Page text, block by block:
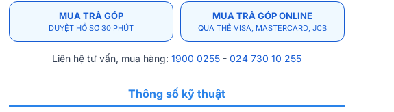
MUA TRẢ GÓP
DUYỆT HỒ SƠ 30 PHÚT
MUA TRẢ GÓP ONLINE
QUA THẺ VISA, MASTERCARD, JCB
Liên hệ tư vấn, mua hàng: 1900 0255 - 024 730 10 255
Thông số kỹ thuật